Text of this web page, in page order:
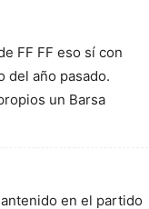
FF FF eso sí con
del año pasado.
un Barsa
en el partido